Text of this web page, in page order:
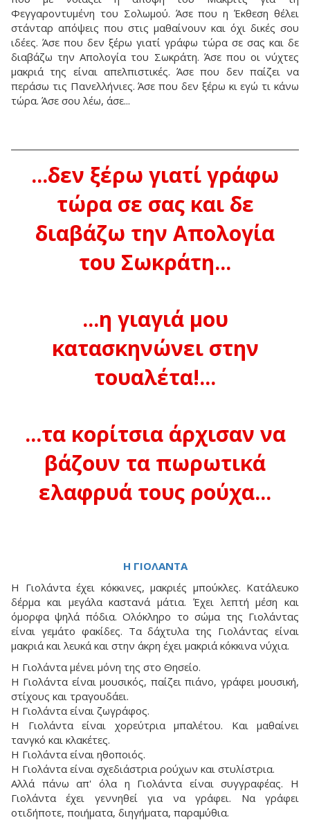
Φεγγαροντυμένη του Σολωμού. Άσε που η Έκθεση θέλει
στάνταρ απόψεις που στις μαθαίνουν και όχι δικές σου
ιδέες. Άσε που δεν ξέρω γιατί γράφω τώρα σε σας και δε
διαβάζω την Απολογία του Σωκράτη. Άσε που οι νύχτες
μακριά της είναι απελπιστικές. Άσε που δεν παίζει να
περάσω τις Πανελλήνιες. Άσε που δεν ξέρω κι εγώ τι κάνω
τώρα. Άσε σου λέω, άσε...
...δεν ξέρω γιατί γράφω
τώρα σε σας και δε
διαβάζω την Απολογία
του Σωκράτη...
...η γιαγιά μου
κατασκηνώνει στην
τουαλέτα!...
...τα κορίτσια άρχισαν να
βάζουν τα πωρωτικά
ελαφρυά τους ρούχα...
Η ΓΙΟΛΑΝΤΑ
Η Γιολάντα έχει κόκκινες, μακριές μπούκλες. Κατάλευκο
δέρμα και μεγάλα καστανά μάτια. Έχει λεπτή μέση και
όμορφα ψηλά πόδια. Ολόκληρο το σώμα της Γιολάντας
είναι γεμάτο φακίδες. Τα δάχτυλα της Γιολάντας είναι
μακριά και λευκά και στην άκρη έχει μακριά κόκκινα νύχια.
Η Γιολάντα μένει μόνη της στο Θησείο.
Η Γιολάντα είναι μουσικός, παίζει πιάνο, γράφει μουσική,
στίχους και τραγουδάει.
Η Γιολάντα είναι ζωγράφος.
Η Γιολάντα είναι χορεύτρια μπαλέτου. Και μαθαίνει
τανγκό και κλακέτες.
Η Γιολάντα είναι ηθοποιός.
Η Γιολάντα είναι σχεδιάστρια ρούχων και στυλίστρια.
Αλλά πάνω απ' όλα η Γιολάντα είναι συγγραφέας. Η
Γιολάντα έχει γεννηθεί για να γράφει. Να γράφει
οτιδήποτε, ποιήματα, διηγήματα, παραμύθια.